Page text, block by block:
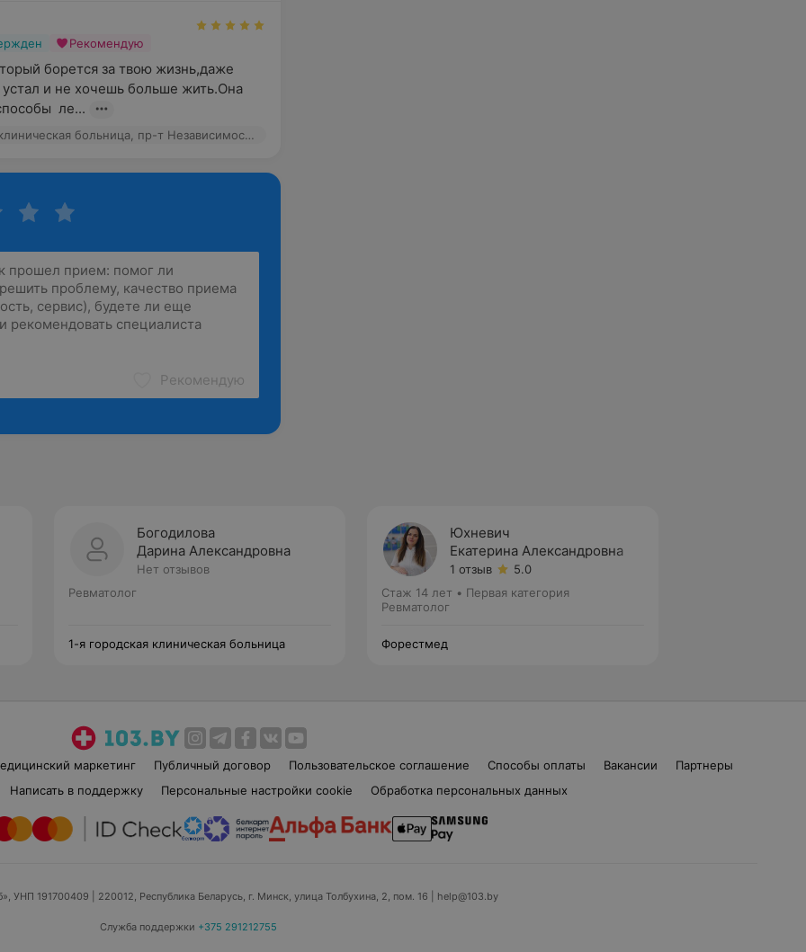
Рекомендую
борется за твою жизнь,даже
устал и не хочешь больше жить.Она
ле...
1-я городская клиническая больница, пр-т Независимости, 64
Рекомендую
Богодилова
Дарина Александровна
Нет отзывов
Ревматолог
1-я городская клиническая больница
Юхневич
Екатерина Александровна
1 отзыв
5.0
Стаж 14 лет • Первая категория
Ревматолог
Форестмед
маркетинг Публичный договор Пользовательское соглашение Способы оплаты Вакансии
Партнеры
Написать в поддержку Персональные настройки cookie Обработка персональных данных
УНП 191700409 | 220012, Республика Беларусь, г. Минск, улица Толбухина, 2, пом. 16 | help@103.by
Служба поддержки +375 291212755